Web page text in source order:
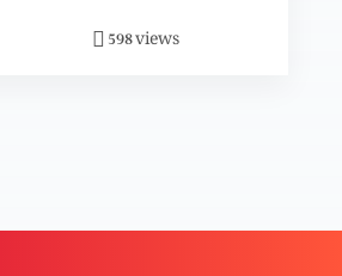
شادی کا الٰہی منصوبہ (حصہ2)
598views